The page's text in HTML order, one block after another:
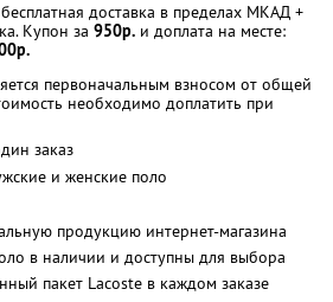
доставка в пределах МКАД +
Купон за 950р. и доплата на месте:
первоначальным взносом от общей
необходимо доплатить при
заказ
и женские поло
продукцию интернет-магазина
в наличии и доступны для выбора
пакет Lacoste в каждом заказе